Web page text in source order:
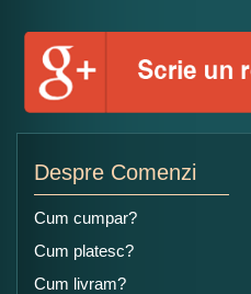
Numele dumneavoastra:
Despre Comenzi
Cum cumpar?
Cum platesc?
Cum livram?